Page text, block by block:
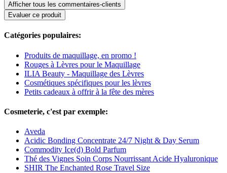
Afficher tous les commentaires-clients
Evaluer ce produit
Catégories populaires:
Produits de maquillage, en promo !
Rouges à Lèvres pour le Maquillage
ILIA Beauty - Maquillage des Lèvres
Cosmétiques spécifiques pour les lèvres
Petits cadeaux à offrir à la fête des mères
Cosmeterie, c'est par exemple:
Aveda
Acidic Bonding Concentrate 24/7 Night & Day Serum
Commodity Ice(d) Bold Parfum
Thé des Vignes Soin Corps Nourrissant Acide Hyaluronique
SHIR The Enchanted Rose Travel Size